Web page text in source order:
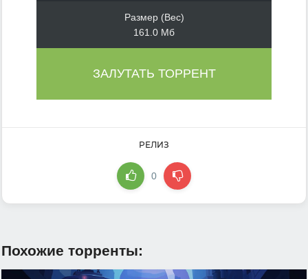
Размер (Вес)
161.0 Мб
ЗАЛУТАТЬ ТОРРЕНТ
РЕЛИЗ
0
Похожие торренты: